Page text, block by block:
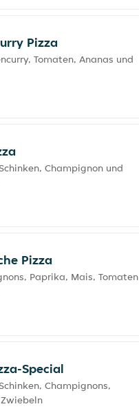
Pizza
Tomaten, Ananas und
Champignon und
Pizza
Paprika, Mais, Tomaten
Special
Champignons,